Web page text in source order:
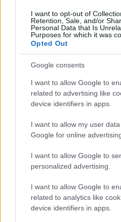
I want to opt-out of
Retention, Sale, and/or
Personal Data that Is
Purposes for which it was
Opted Out
Google consents
I want to allow Google to
related to advertising like
device identifiers in apps.
I want to allow my user
Google for online
I want to allow Google to
personalized advertising.
I want to allow Google to
related to analytics like
device identifiers in apps.
Več iz kategorije Novice
Plohe in nevihte bodo do
večera zajele večji del države
Festivalu SHOTS prestavljen na